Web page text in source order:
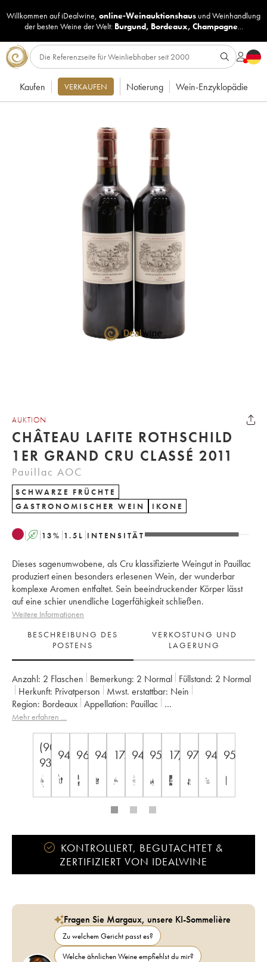
Willkommen auf iDealwine, online-Weinauktionshaus undWeinhandlung
der besten Weine der Welt: Burgund, Bordeaux, Champagne...
Kaufen VERKAUFEN Notierung Wein-Enzyklopädie
AUKTION
CHÂTEAU LAFITE ROTHSCHILD
1ER GRAND CRU CLASSÉ 2011
Pauillac AOC
SCHWARZE FRÜCHTE
GASTRONOMISCHER WEIN
IKONE
A 13% 1.5 L INTENSITÄT
Dieses sagenumwobene, als Cru klassifizierte Weingut in Pauillac
produziert einen besonders erlesenen Wein, der wunderbar
komplexe Aromen entfaltet. Sein beeindruckender Körper lässt
auf eine schier unendliche Lagerfähigkeit schließen.
Weitere Informationen
BESCHREIBUNG DES
POSTENS
VERKOSTUNG UND
LAGERUNG
Anzahl: 2 Flaschen Bemerkung: 2 Normal Füllstand: 2 Normal
Herkunft:
privatperson Mwst. erstattbar:
nein
Region:
Bordeaux Appellation: Pauillac
Klassifizierung:
Mehr erfahren …
(90-
93) 94 96 94 17.594 95 17,5/18/20
97 94 95
KONTROLLIERT, BEGUTACHTET &
ZERTIFIZIERT VON IDEALWINE
Fragen Sie Margaux, unsere KI-Sommelière
Zu welchem Gericht passt es?
Welche ähnlichen Weine empfiehlst du mir?